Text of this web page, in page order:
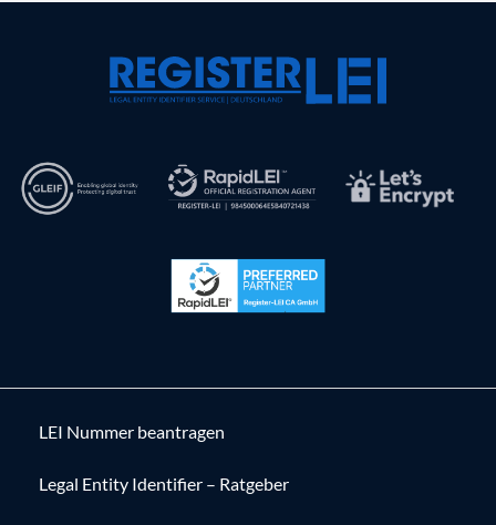
LEI Nummer beantragen
Legal Entity Identifier – Ratgeber